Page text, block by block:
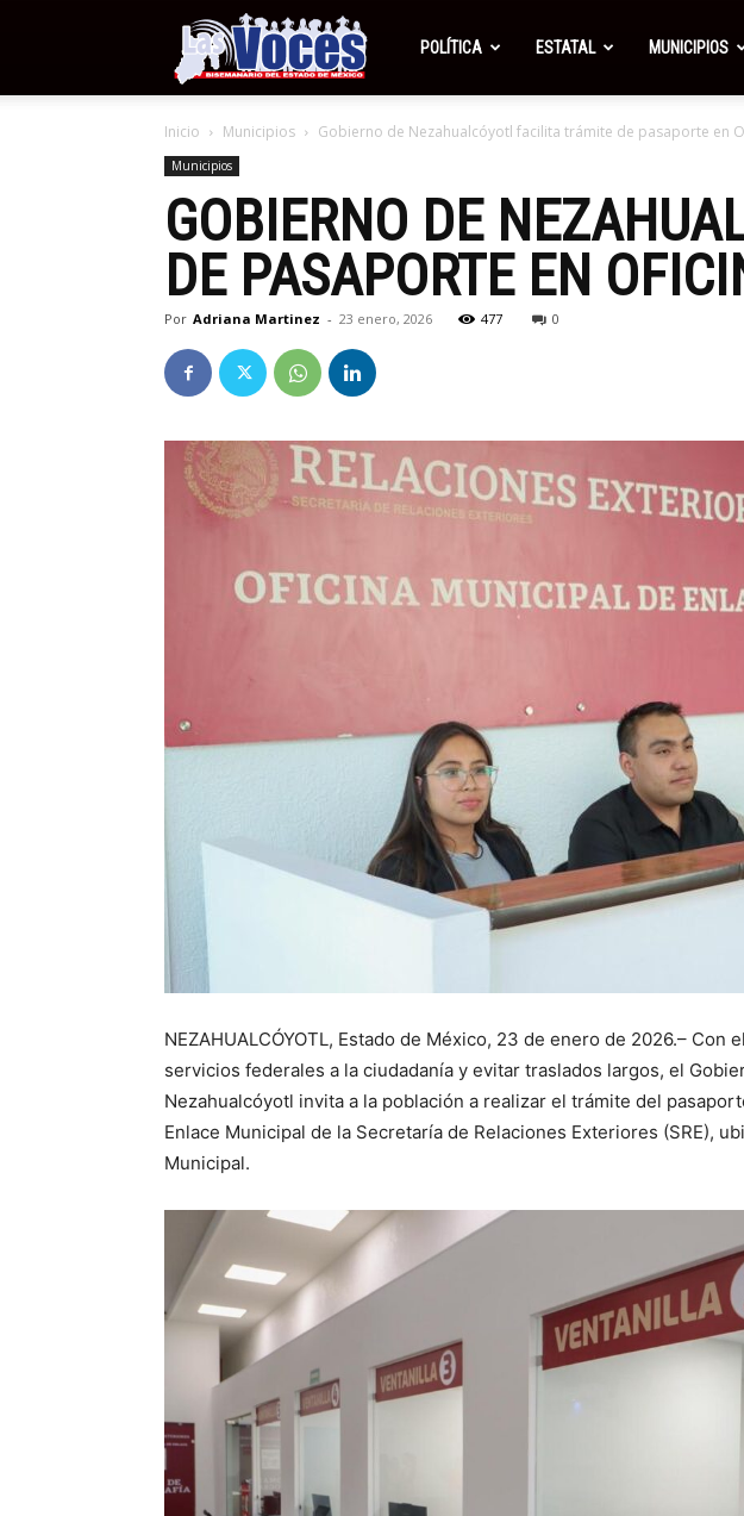
Periódico
Las
Voces
POLÍTICA ESTATAL MUNICIPIOS
Inicio Municipios Gobierno de Nezahualcóyotl facilita trámite de pasaporte en
Municipios
GOBIERNO DE
DE PASAPORTE EN
Por Adriana Martinez - 23 enero, 2026 477 0
NEZAHUALCÓYOTL, Estado de México, 23 de enero de 2026.– Con
servicios federales a la ciudadanía y evitar traslados largos, el
Nezahualcóyotl invita a la población a realizar el trámite del
Enlace Municipal de la Secretaría de Relaciones Exteriores (SRE),
Municipal.